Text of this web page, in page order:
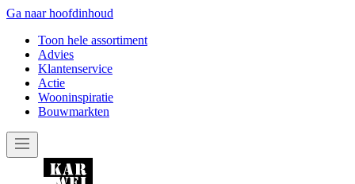
Ga naar hoofdinhoud
Toon hele assortiment
Advies
Klantenservice
Actie
Wooninspiratie
Bouwmarkten